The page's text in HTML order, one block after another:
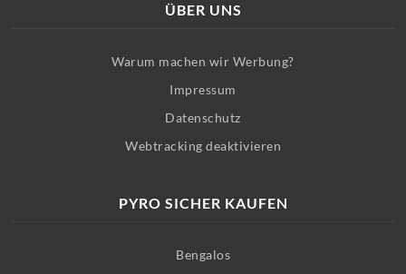
ÜBER UNS
Warum machen wir Werbung?
Impressum
Datenschutz
Webtracking deaktivieren
PYRO SICHER KAUFEN
Bengalos